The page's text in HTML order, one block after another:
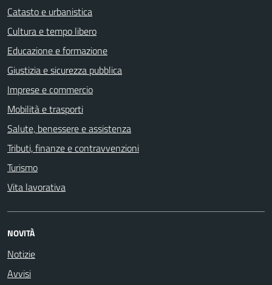
Catasto e urbanistica
Cultura e tempo libero
Educazione e formazione
Giustizia e sicurezza pubblica
Imprese e commercio
Mobilità e trasporti
Salute, benessere e assistenza
Tributi, finanze e contravvenzioni
Turismo
Vita lavorativa
NOVITÀ
Notizie
Avvisi